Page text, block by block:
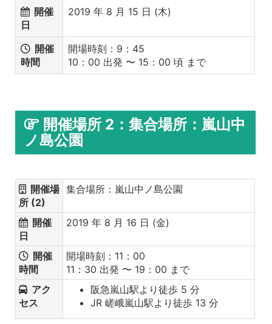
開催
日
2019 年 8 月 15 日 (木)
開催
時間
開場時刻：9：45
10：00 出発 〜 15：00 頃 まで
開催場所 2：集合場所：嵐山中
ノ島公園
開催場
所 (2)
集合場所：嵐山中ノ島公園
開催
日
2019 年 8 月 16 日 (金)
開催
時間
開場時刻：11：00
11：30 出発 〜 19：00 まで
アク
セス
阪急嵐山駅より徒歩 5 分
JR 嵯峨嵐山駅より徒歩 13 分